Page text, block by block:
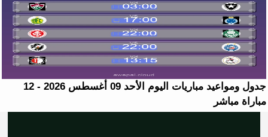
جدول ومواعيد مباريات اليوم الأحد 09 أغسطس 2026 - 12
مباراة مباشر